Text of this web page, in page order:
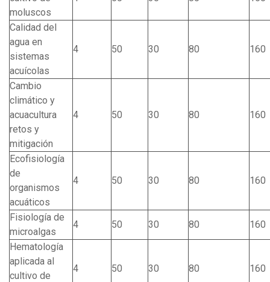
moluscos
Calidad del
agua en
sistemas
acuícolas
4 50 30 80 160
Cambio
climático y
acuacultura
retos y
mitigación
4 50 30 80 160
Ecofisiología
de
organismos
acuáticos
4 50 30 80 160
Fisiología de
microalgas
4 50 30 80
160
Hematología
aplicada al
cultivo de
4 50 30 80 160